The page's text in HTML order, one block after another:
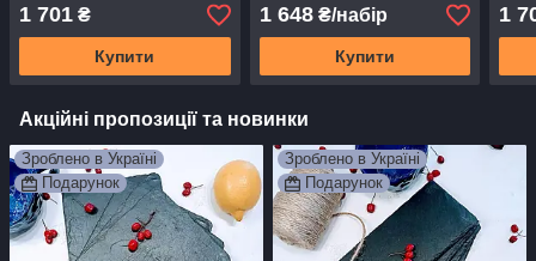
1 701 ₴
Купити
1 648₴/набір
Купити
1
Акційні пропозиції та новинки
Зроблено в Україні
Подарунок
Зроблено в Україні
Подарунок